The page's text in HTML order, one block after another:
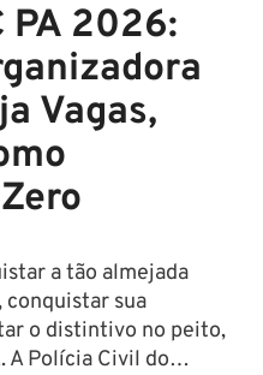
PA 2026:
Vagas,
a tão almejada
sua
o distintivo no peito,
A Polícia Civil do…